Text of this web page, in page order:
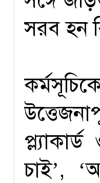
সরব হন
চাই’,